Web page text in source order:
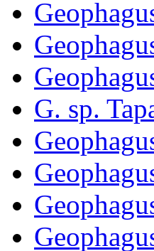
G. sp.